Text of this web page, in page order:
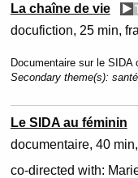
La chaîne de vie
docufiction 25 min
Documentaire sur le SIDA
Secondary theme(s): santé.
Le SIDA au féminin
documentaire 40 min
co-directed with: